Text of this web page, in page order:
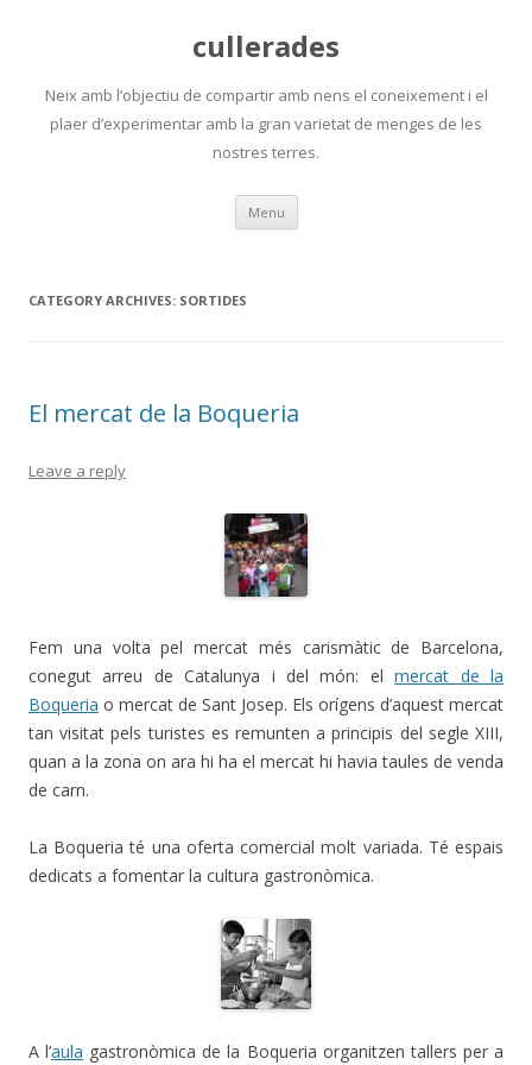
cullerades
Neix amb l’objectiu de compartir amb nens el coneixement i el
plaer d’experimentar amb la gran varietat de menges de les
nostres terres.
Menu Skip
content
CATEGORY ARCHIVES: SORTIDES
El mercat de la Boqueria
Leave a reply
Fem una volta pel mercat més carismàtic de Barcelona,
conegut arreu de Catalunya i del món: elmercat de la
Boqueria o mercat de Sant Josep. Els orígens d’aquest mercat
tan visitat pels turistes es remunten a principis del segle XIII,
quan a la zona on ara hi ha el mercat hi havia taules de venda
de carn.
La Boqueria té una oferta comercial molt variada. Té espais
dedicats a fomentar la cultura gastronòmica.
A l’aula gastronòmica de la Boqueria organitzen tallers per a